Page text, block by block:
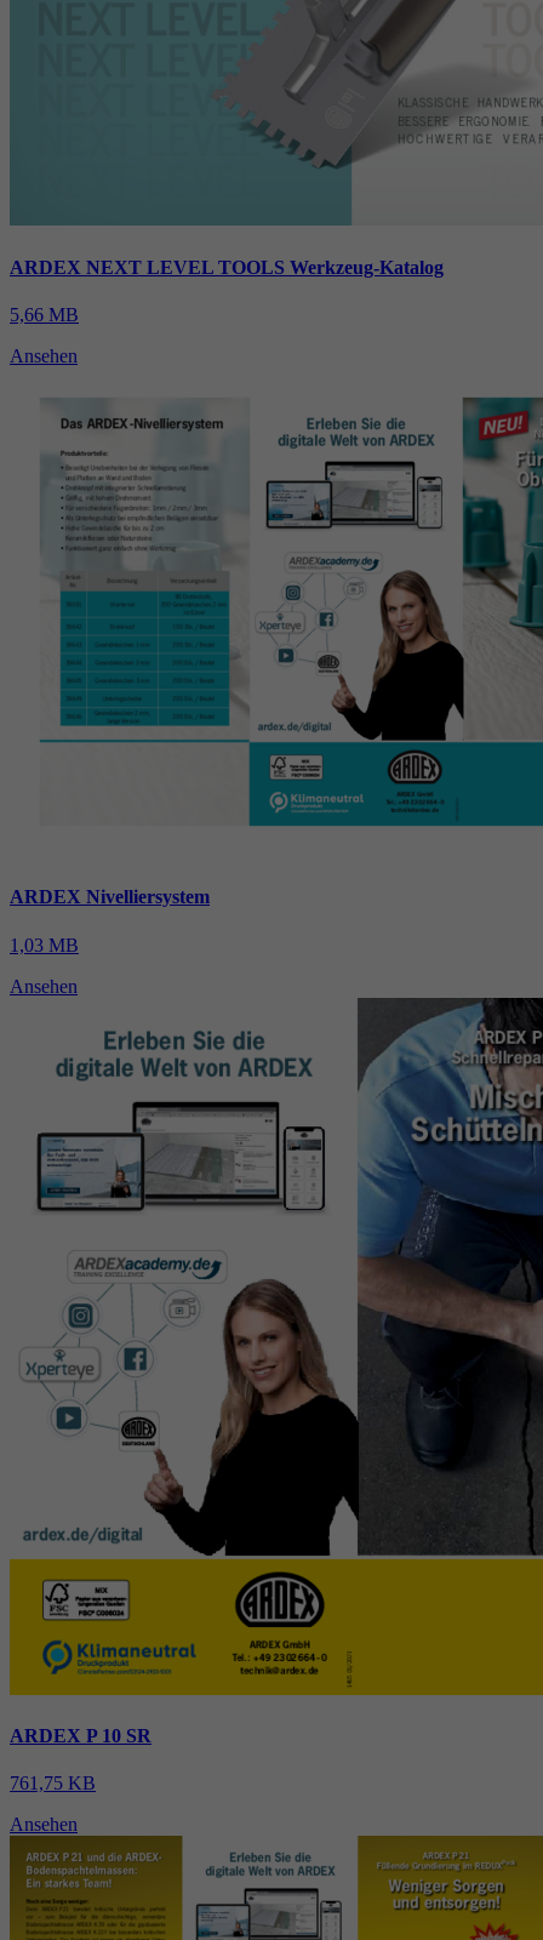
ARDEX NEXT LEVEL TOOLS Werkzeug-Katalog
5,66 MB
Ansehen
ARDEX Nivelliersystem
1,03 MB
Ansehen
ARDEX P 10 SR
761,75 KB
Ansehen